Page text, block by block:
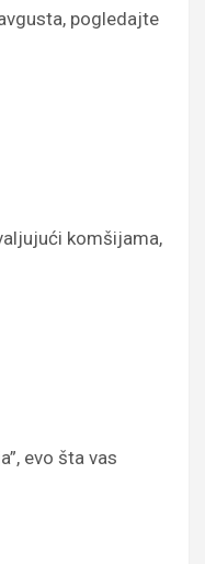
pogledajte
komšijama,
evo šta vas